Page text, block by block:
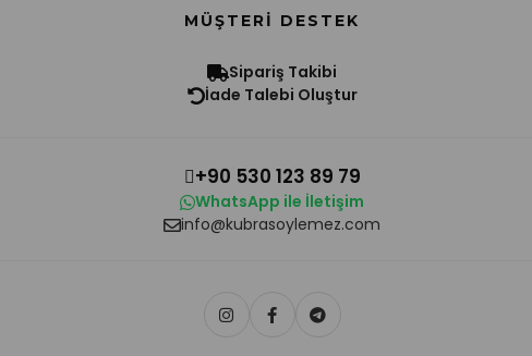
MÜŞTERI DESTEK
Sipariş Takibi
İade Talebi Oluştur
+90 530 123 89 79
WhatsApp ile İletişim
info@kubrasoylemez.com